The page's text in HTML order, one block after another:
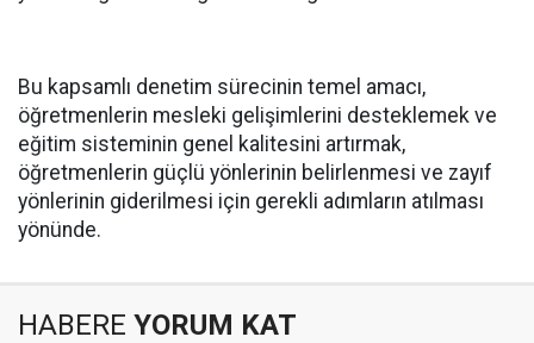
Bu kapsamlı denetim sürecinin temel amacı,
öğretmenlerin mesleki gelişimlerini desteklemek ve
eğitim sisteminin genel kalitesini artırmak,
öğretmenlerin güçlü yönlerinin belirlenmesi ve zayıf
yönlerinin giderilmesi için gerekli adımların atılması
yönünde.
HABERE YORUM KAT